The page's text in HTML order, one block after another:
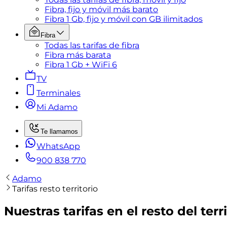
Fibra, fijo y móvil más barato
Fibra 1 Gb, fijo y móvil con GB ilimitados
Fibra
Todas las tarifas de fibra
Fibra más barata
Fibra 1 Gb + WiFi 6
TV
Terminales
Mi Adamo
Te llamamos
WhatsApp
900 838 770
Adamo
Tarifas resto territorio
Nuestras tarifas en el resto del